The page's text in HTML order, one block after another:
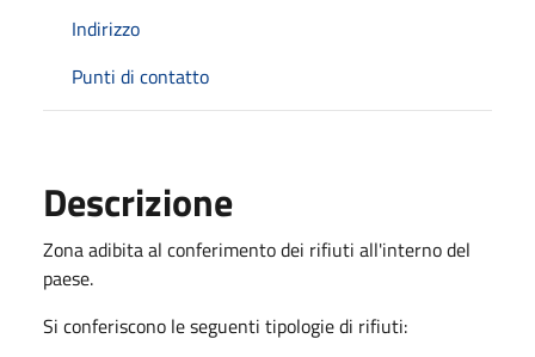
Indirizzo
Punti di contatto
Descrizione
Zona adibita al conferimento dei rifiuti all'interno del
paese.
Si conferiscono le seguenti tipologie di rifiuti: